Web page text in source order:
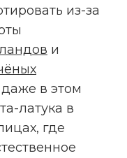
из-за
и
в этом
латука в
где